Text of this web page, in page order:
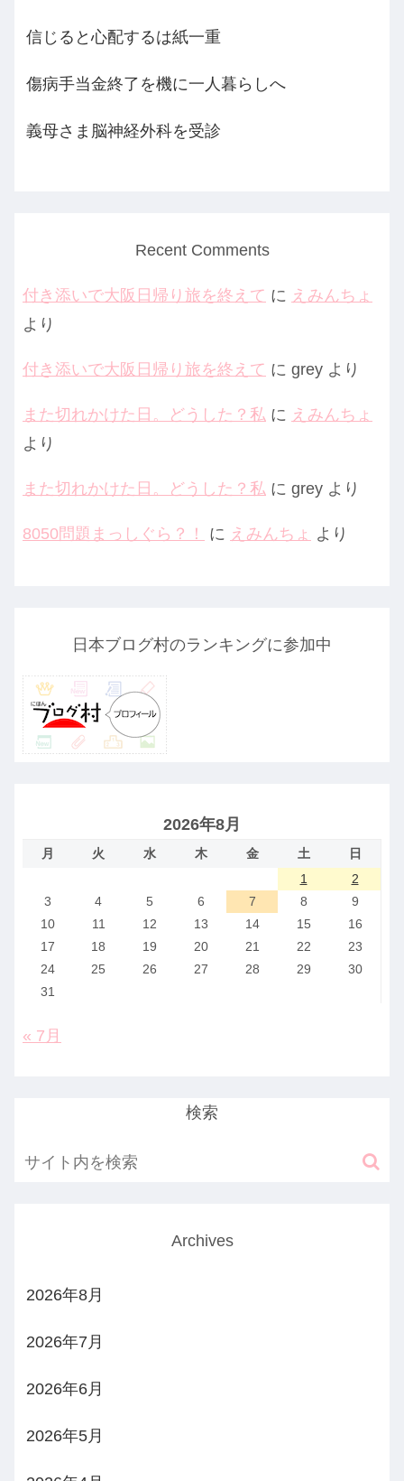
信じると心配するは紙一重
傷病手当金終了を機に一人暮らしへ
義母さま脳神経外科を受診
Recent Comments
付き添いで大阪日帰り旅を終えて に えみんちょ
より
付き添いで大阪日帰り旅を終えて に grey より
また切れかけた日。どうした？私 に えみんちょ
より
また切れかけた日。どうした？私 に grey より
8050問題まっしぐら？！ に えみんちょ より
日本ブログ村のランキングに参加中
2026年8月
月 火 水 木 金 土
日
1
2
3
4 5 6 7 8
9
10
11 12 13 14 15
16
17
18 19 20 21 22
23
24
25 26 27 28 29
30
31
« 7月
検索
Archives
2026年8月
2026年7月
2026年6月
2026年5月